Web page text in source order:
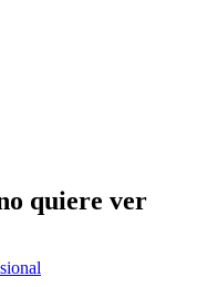
quiere ver